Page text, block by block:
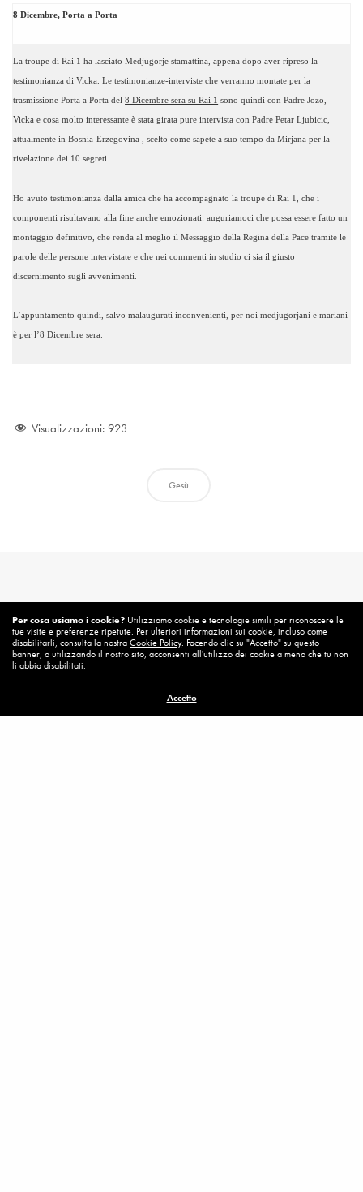
8 Dicembre, Porta a Porta
La troupe di Rai 1 ha lasciato Medjugorje stamattina, appena dopo aver ripreso la
testimonianza di Vicka. Le testimonianze-interviste che verranno montate per la
trasmissione Porta a Porta del8 Dicembre sera su Rai 1 sono quindi con Padre Jozo,
Vicka e cosa molto interessante è stata girata pure intervista con Padre Petar Ljubicic,
attualmente in Bosnia-Erzegovina , scelto come sapete a suo tempo da Mirjana per la
rivelazione dei 10 segreti.
Ho avuto testimonianza dalla amica che ha accompagnato la troupe di Rai 1, che i
componenti risultavano alla fine anche emozionati: auguriamoci che possa essere fatto un
montaggio definitivo, che renda al meglio il Messaggio della Regina della Pace tramite le
parole delle persone intervistate e che nei commenti in studio ci sia il giusto
discernimento sugli avvenimenti.
L’appuntamento quindi, salvo malaugurati inconvenienti, per noi medjugorjani e mariani
è per l’8 Dicembre sera.
Visualizzazioni: 923
Gesù
Per cosa usiamo i cookie? Utilizziamo cookie e tecnologie simili per riconoscere le
tue visite e preferenze ripetute. Per ulteriori informazioni sui cookie, incluso come
disabilitarli, consulta la nostraCookie Policy. Facendo clic su "Accetto" su questo
banner, o utilizzando il nostro sito, acconsenti all'utilizzo dei cookie a meno che tu non
li abbia disabilitati.
Accetto